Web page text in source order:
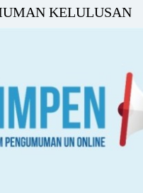
KELULUSAN